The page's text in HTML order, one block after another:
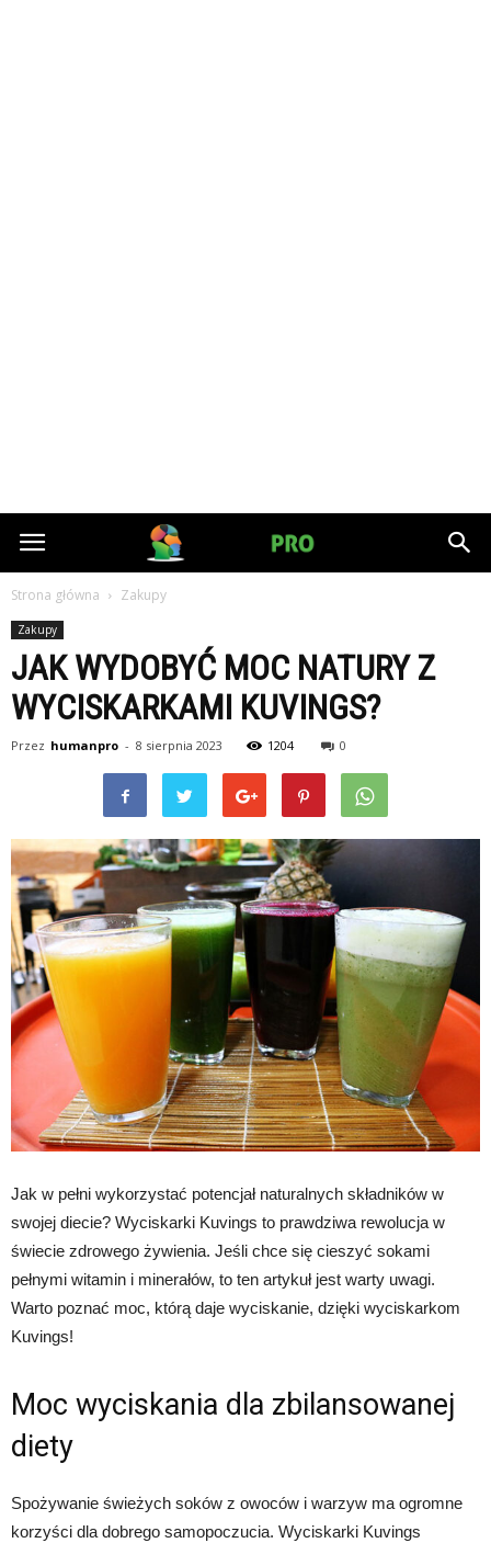
HumanPRO.pl
Strona główna Zakupy
Zakupy
JAK WYDOBYĆ MOC NATURY Z
WYCISKARKAMI KUVINGS?
Przez humanpro - 8 sierpnia 2023 1204 0
Jak w pełni wykorzystać potencjał naturalnych składników w
swojej diecie? Wyciskarki Kuvings to prawdziwa rewolucja w
świecie zdrowego żywienia. Jeśli chce się cieszyć sokami
pełnymi witamin i minerałów, to ten artykuł jest warty uwagi.
Warto poznać moc, którą daje wyciskanie, dzięki wyciskarkom
Kuvings!
Moc wyciskania dla zbilansowanej
diety
Spożywanie świeżych soków z owoców i warzyw ma ogromne
korzyści dla dobrego samopoczucia. Wyciskarki Kuvings